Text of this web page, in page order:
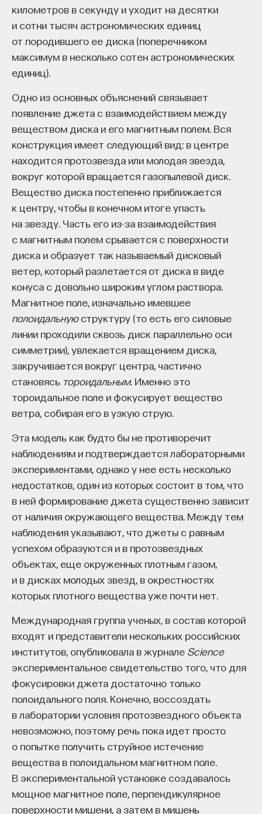
километров в секунду и уходит на десятки
и сотни тысяч астрономических единиц
от породившего ее диска (поперечником
максимум в несколько сотен астрономических
единиц).
Одно из основных объяснений связывает
появление джета с взаимодействием между
веществом диска и его магнитным полем. Вся
конструкция имеет следующий вид: в центре
находится протозвезда или молодая звезда,
вокруг которой вращается газопылевой диск.
Вещество диска постепенно приближается
к центру, чтобы в конечном итоге упасть
на звезду. Часть его из-за взаимодействия
с магнитным полем срывается с поверхности
диска и образует так называемый дисковый
ветер, который разлетается от диска в виде
конуса с довольно широким углом раствора.
Магнитное поле, изначально имевшее
полоидальнуюструктуру (то есть его силовые
линии проходили сквозь диск параллельно оси
симметрии), увлекается вращением диска,
закручивается вокруг центра, частично
становясь тороидальным. Именно это
тороидальное поле и фокусирует вещество
ветра, собирая его в узкую струю.
Эта модель как будто бы не противоречит
наблюдениям и подтверждается лабораторными
экспериментами, однако у нее есть несколько
недостатков, один из которых состоит в том, что
в ней формирование джета существенно зависит
от наличия окружающего вещества. Между тем
наблюдения указывают, что джеты с равным
успехом образуются и в протозвездных
объектах, еще окруженных плотным газом,
и в дисках молодых звезд, в окрестностях
которых плотного вещества уже почти нет.
Международная группа ученых, в состав которой
входят и представители нескольких российских
институтов, опубликовала в журнале Science
экспериментальное свидетельство того, что для
фокусировки джета достаточно только
полоидального поля. Конечно, воссоздать
в лаборатории условия протозвездного объекта
невозможно, поэтому речь пока идет просто
о попытке получить струйное истечение
вещества в полоидальном магнитном поле.
В экспериментальной установке создавалось
мощное магнитное поле, перпендикулярное
поверхности мишени, а затем в мишень
Что такое Naukka Talents
Naukka Talents— это не просто рекрутинговый
сервис, а комплексная платформа поддержки
специалистов на пути к карьере в глобальных
инновационных индустриях. Сервис помогает
преодолеть существующие барьеры через
обучение, карьерное сопровождение и прямые
связи с компаниями, заинтересованными
кадрах.​
Сервис создан для всех, кто хочет найти свой
путь в инновационных индустриях:
Учёных, инженеров и исследователей
с опытом работы в научной сфере;
Специалистов с STEM-образованием,
желающих сменить сферу деятельности;
Тех, кто пока не имеет достаточного опыта
работы в индустрии, но стремится развивать
необходимые навыки.
Для уже готовых специалистов достаточно
оставить информацию о себе: образование, опыт
работы, навыки, интересы и владение
иностранными языками. КомандаNaukka Talents
будет искать, где эти навыки могут быть
применены, и поможет найти международную
deep tech или биотех компанию, где человек
сможет раскрыть свои таланты.​ Для тех, кто ещё
набирается опыта, сервис предлагает вебинары
и индивидуальные консультации, чтобы понять,
как развить необходимые навыки. Позднее будет
запущена серия спецпроектов, рассказывающих
о разных индустриях и их устройстве.​
Если у вас есть STEM-образование или опыт
в исследовательской сфере — это ваш шанс
выйти на глобальный уровень. Помогите вместе
приблизить Четвёртую индустриальную
революцию и найти своё место в инновационном
будущем! ​
Заполните анкету и загрузите своё резюме,
чтобы стать участником программы:
https://postnauka.org/link/tal1125_blog1
11/24/2025
НАПИСАТЬ НАМ